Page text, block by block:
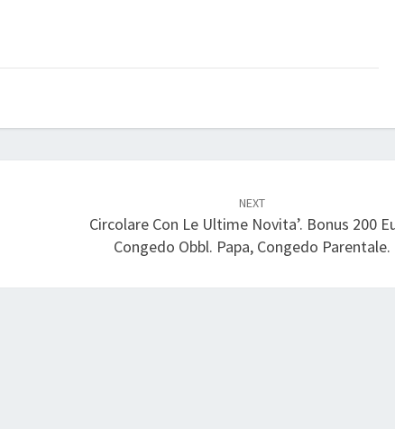
D.LGS.
AGOSTO
NEXT
Circolare Con Le Ultime Novita’. Bonus 200
Congedo Obbl. Papa, Congedo Parentale.